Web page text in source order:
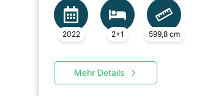
2022 2+1 599,8 cm
Mehr Details